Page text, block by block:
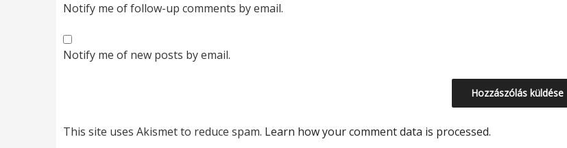
Notify me of follow-up comments by email.
Notify me of new posts by email.
This site uses Akismet to reduce spam. Learn how your comment data is processed.